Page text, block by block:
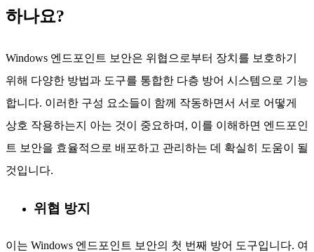
하나요?
Windows 엔드포인트 보안은 위협으로부터 장치를 보호하기
위해 다양한 방법과 도구를 통합한 다층 방어 시스템으로 기능
합니다. 이러한 구성 요소들이 함께 작동하면서 서로 어떻게
상호 작용하는지 아는 것이 중요하며, 이를 이해하면 엔드포인
트 보안을 효율적으로 배포하고 관리하는 데 확실히 도움이 될
것입니다.
위협 방지
이는 Windows 엔드포인트 보안의 첫 번째 방어 도구입니다. 여